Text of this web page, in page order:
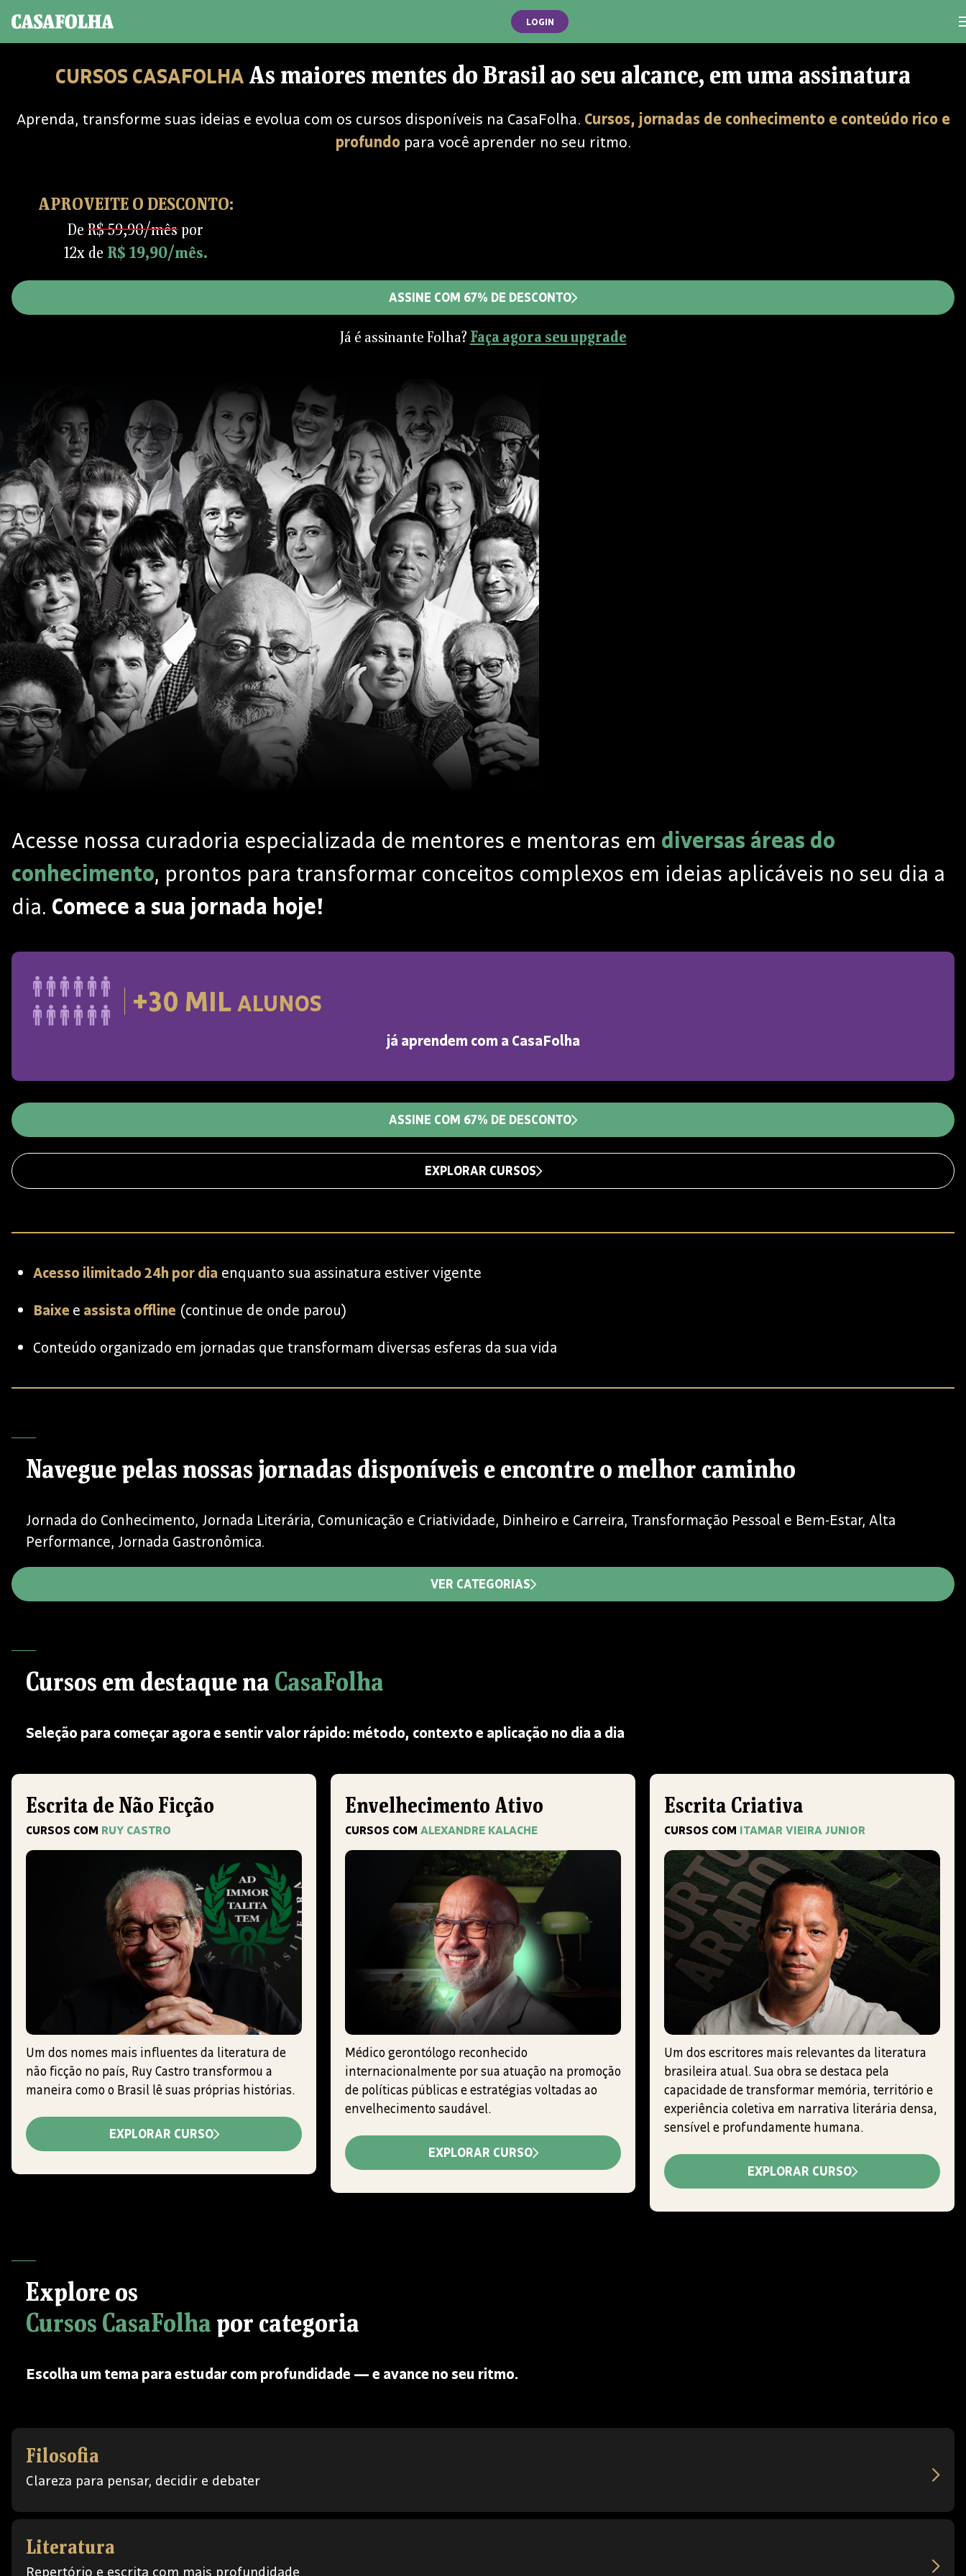
LOGIN
CURSOS CASAFOLHA As maiores mentes do Brasil ao seu alcance, em uma assinatura
Aprenda, transforme suas ideias e evolua com os cursos disponíveis na CasaFolha. Cursos, jornadas de conhecimento e conteúdo rico e
profundopara você aprender no seu ritmo.
APROVEITE O DESCONTO:
De R$ 59,90/mêspor
12x de R$ 19,90/mês.
ASSINE COM 67% DE DESCONTO
Já é assinante Folha? Faça agora seu upgrade
Acesse nossa curadoria especializada de mentores e mentoras em diversas áreas do
conhecimento, prontos para transformar conceitos complexos em ideias aplicáveis no seu dia a
dia. Comece a sua jornada hoje!
+30 MILALUNOS
já aprendem com a CasaFolha
ASSINE COM 67% DE DESCONTO
EXPLORAR CURSOS
Acesso ilimitado 24h por dia enquanto sua assinatura estiver vigente
Baixe e assista offline (continue de onde parou)
Conteúdo organizado em jornadas que transformam diversas esferas da sua vida
Navegue pelas nossas jornadas disponíveis e encontre o melhor caminho
Jornada do Conhecimento, Jornada Literária, Comunicação e Criatividade, Dinheiro e Carreira, Transformação Pessoal e Bem-Estar, Alta
Performance, Jornada Gastronômica.
VER CATEGORIAS
Cursos em destaque na CasaFolha
Seleção para começar agora e sentir valor rápido: método, contexto e aplicação no dia a dia
Escrita de Não Ficção
CURSOS COM RUY CASTRO
Um dos nomes mais influentes da literatura de
não ficção no país, Ruy Castro transformou a
maneira como o Brasil lê suas próprias histórias.
EXPLORAR CURSO
Envelhecimento Ativo
CURSOS COM ALEXANDRE KALACHE
Médico gerontólogo reconhecido
internacionalmente por sua atuação na promoção
de políticas públicas e estratégias voltadas ao
envelhecimento saudável.
EXPLORAR CURSO
Escrita Criativa
CURSOS COM ITAMAR VIEIRA JUNIOR
Um dos escritores mais relevantes da literatura
brasileira atual. Sua obra se destaca pela
capacidade de transformar memória, território e
experiência coletiva em narrativa literária densa,
sensível e profundamente humana.
EXPLORAR CURSO
Explore os
Cursos CasaFolha por categoria
Escolha um tema para estudar com profundidade — e avance no seu ritmo.
Filosofia
Clareza para pensar, decidir e debater
Literatura
Repertório e escrita com mais profundidade